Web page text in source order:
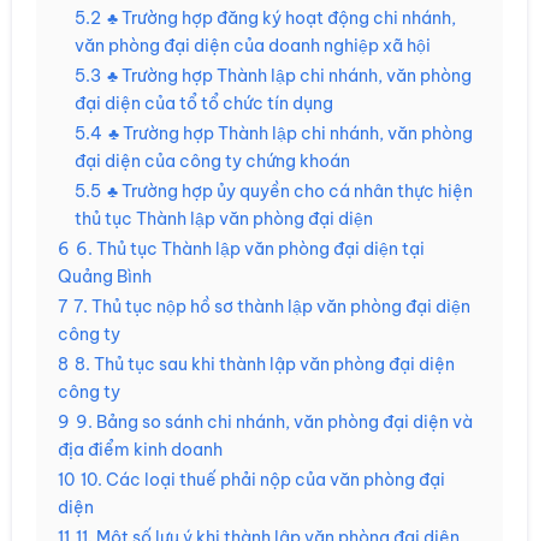
5.2 ♣ Trường hợp đăng ký hoạt động chi nhánh,
văn phòng đại diện của doanh nghiệp xã hội
5.3 ♣ Trường hợp Thành lập chi nhánh, văn phòng
đại diện của tổ tổ chức tín dụng
5.4 ♣ Trường hợp Thành lập chi nhánh, văn phòng
đại diện của công ty chứng khoán
5.5 ♣ Trường hợp ủy quyền cho cá nhân thực hiện
thủ tục Thành lập văn phòng đại diện
6 6. Thủ tục Thành lập văn phòng đại diện tại
Quảng Bình
7 7. Thủ tục nộp hồ sơ thành lập văn phòng đại diện
công ty
8 8. Thủ tục sau khi thành lập văn phòng đại diện
công ty
9 9. Bảng so sánh chi nhánh, văn phòng đại diện và
địa điểm kinh doanh
10 10. Các loại thuế phải nộp của văn phòng đại
diện